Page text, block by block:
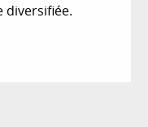
diversifiée.